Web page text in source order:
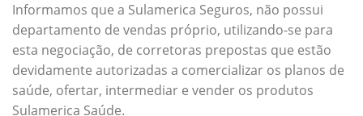
Informamos que a Sulamerica Seguros, não possui
departamento de vendas próprio, utilizando-se para
esta negociação, de corretoras prepostas que estão
devidamente autorizadas a comercializar os planos de
saúde, ofertar, intermediar e vender os produtos
Sulamerica Saúde.